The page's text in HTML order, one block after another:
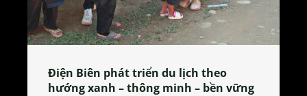
Làng làm bánh tẻ Phú Nhi – nơi lan
tỏa đặc sản xứ Đoài